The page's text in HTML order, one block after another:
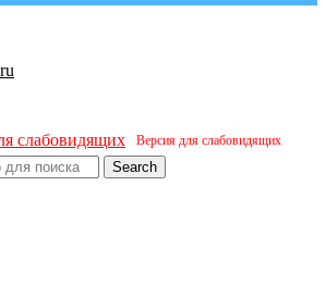
слабовидящих
Search